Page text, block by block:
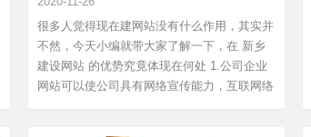
很多人觉得现在建网站没有什么作用，其实并
不然，今天小编就带大家了解一下，在 新乡
建设网站 的优势究竟体现在何处 1.公司企业
网站可以使公司具有网络宣传能力，互联网络